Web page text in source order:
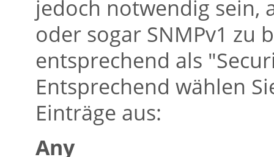
jedoch notwendig sein,
oder sogar SNMPv1 zu
entsprechend als
Entsprechend wählen
Einträge aus:
Any